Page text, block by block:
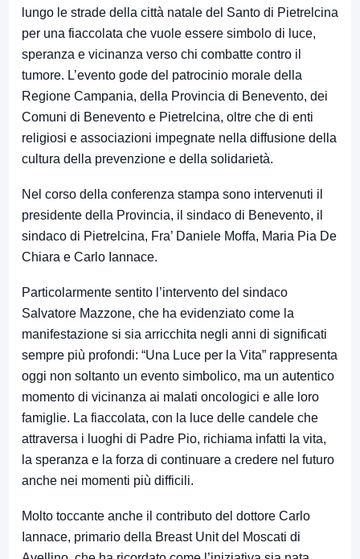
lungo le strade della città natale del Santo di Pietrelcina
per una fiaccolata che vuole essere simbolo di luce,
speranza e vicinanza verso chi combatte contro il
tumore. L’evento gode del patrocinio morale della
Regione Campania, della Provincia di Benevento, dei
Comuni di Benevento e Pietrelcina, oltre che di enti
religiosi e associazioni impegnate nella diffusione della
cultura della prevenzione e della solidarietà.
Nel corso della conferenza stampa sono intervenuti il
presidente della Provincia, il sindaco di Benevento, il
sindaco di Pietrelcina, Fra’ Daniele Moffa, Maria Pia De
Chiara e Carlo Iannace.
Particolarmente sentito l’intervento del sindaco
Salvatore Mazzone, che ha evidenziato come la
manifestazione si sia arricchita negli anni di significati
sempre più profondi: “Una Luce per la Vita” rappresenta
oggi non soltanto un evento simbolico, ma un autentico
momento di vicinanza ai malati oncologici e alle loro
famiglie. La fiaccolata, con la luce delle candele che
attraversa i luoghi di Padre Pio, richiama infatti la vita,
la speranza e la forza di continuare a credere nel futuro
anche nei momenti più difficili.
Molto toccante anche il contributo del dottore Carlo
Iannace, primario della Breast Unit del Moscati di